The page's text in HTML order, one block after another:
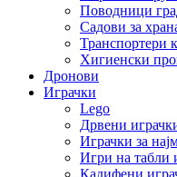
Поводници
Садови за
Транспортери
Хигиенски
Дронови
Играчки
Lego
Дрвени
Играчки за
Игри на табли
Кадифени